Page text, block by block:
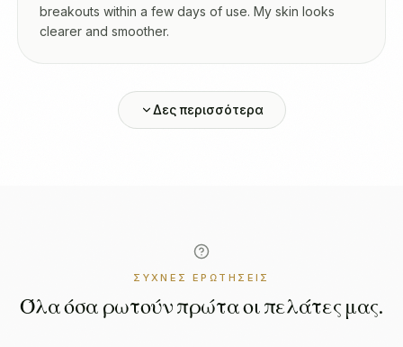
breakouts within a few days of use. My skin looks
clearer and smoother.
Δες περισσότερα
ΣΥΧΝΈΣ ΕΡΩΤΉΣΕΙΣ
Όλα όσα ρωτούν πρώτα οι πελάτες μας.